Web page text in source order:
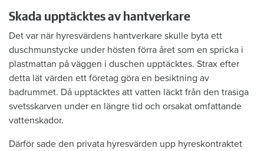
Skada upptäcktes av hantverkare
Det var när hyresvärdens hantverkare skulle byta ett
duschmunstycke under hösten förra året som en spricka i
plastmattan på väggen i duschen upptäcktes. Strax efter
detta lät värden ett företag göra en besiktning av
badrummet. Då upptäcktes att vatten läckt från den trasiga
svetsskarven under en längre tid och orsakat omfattande
vattenskador.
Därför sade den privata hyresvärden upp hyreskontraktet